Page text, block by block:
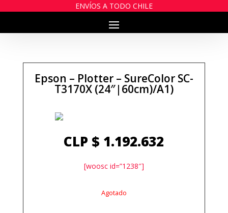
ENVÍOS A TODO CHILE
Epson – Plotter – SureColor SC-
T3170X (24″|60cm)/A1)
CLP $ 1.192.632
[woosc id=”1238″]
Agotado